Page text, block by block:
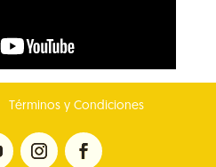
Términos y Condiciones